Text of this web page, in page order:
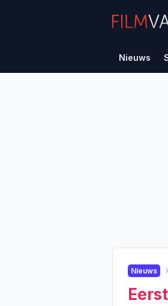
Nieuws
Nieuws